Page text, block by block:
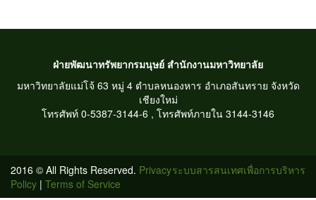
ฝ่ายพัฒนาทรัพยากรมนุษย์ สำนักงานมหาวิทยาลัย
มหาวิทยาลัยแม่โจ้ 63 หมู่ 4 ตำบลหนองหาร อำเภอสันทราย จังหวัด
เชียงใหม่
โทรศัพท์ 0-5387-3144-6 , โทรศัพท์ภายใน 3144-3146
ระบบสารสนเทศเพื่อการบริหาร
2016 © All Rights Reserved. Privacy
Policy | Terms of Service